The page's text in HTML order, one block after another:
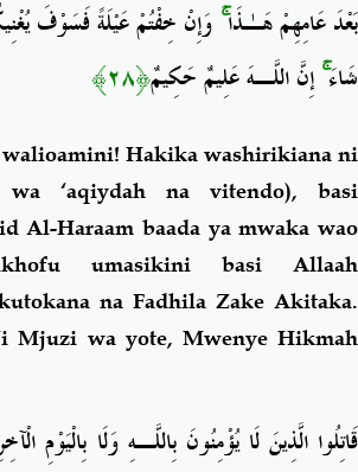
بَعْدَ عَامِهِمْ هَـٰذَاۚ وَإِنْ خِفْتُمْ عَيْلَةً فَسَوْفَ
شَاءَۚإِنَّ اللَّـهَ عَلِيمٌ حَكِيمٌ﴿٢٨﴾
Hakika washirikiana ni
wa ‘aqiydah na vitendo), basi
Al-Haraam baada ya mwaka wao
umasikini basi Allaah
na Fadhila Zake Akitaka.
Mjuzi wa yote, Mwenye Hikmah
قَاتِلُوا الَّذِينَ لَا يُؤْمِنُونَ بِاللَّـهِ وَلَا بِالْيَوْمِ